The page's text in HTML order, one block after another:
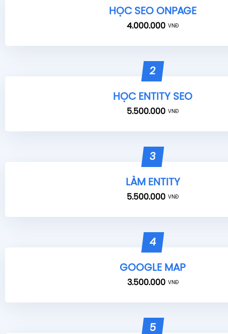
HỌC SEO ONPAGE
4.000.000 VNĐ
2
HỌC ENTITY SEO
5.500.000 VNĐ
3
LÀM ENTITY
5.500.000 VNĐ
4
GOOGLE MAP
3.500.000 VNĐ
5